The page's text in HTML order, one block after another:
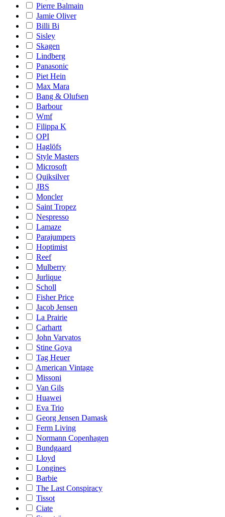
Pierre Balmain
Jamie Oliver
Billi Bi
Sisley
Skagen
Lindberg
Panasonic
Piet Hein
Max Mara
Bang & Olufsen
Barbour
Wmf
Filippa K
OPI
Haglöfs
Style Masters
Microsoft
Quiksilver
JBS
Moncler
Saint Tropez
Nespresso
Lamaze
Parajumpers
Hoptimist
Reef
Mulberry
Jurlique
Scholl
Fisher Price
Jacob Jensen
La Prairie
Carhartt
John Varvatos
Stine Goya
Tag Heuer
American Vintage
Missoni
Van Gils
Huawei
Eva Trio
Georg Jensen Damask
Ferm Living
Normann Copenhagen
Bundgaard
Lloyd
Longines
Barbie
The Last Conspiracy
Tissot
Ciate